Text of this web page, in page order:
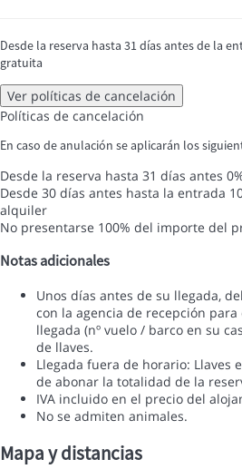
Desde la reserva hasta 31 días antes de la
gratuita
Ver políticas de cancelación
Políticas de cancelación
En caso de anulación se aplicarán los
Desde la reserva hasta 31 días antes
Desde 30 días antes hasta la entrada
alquiler
No presentarse 100% del importe del
Notas adicionales
Unos días antes de su llegada,
con la agencia de recepción
llegada (nº vuelo / barco en su
de llaves.
Llegada fuera de horario: Llaves
de abonar la totalidad de la
IVA incluido en el precio del
No se admiten animales.
Mapa y distancias